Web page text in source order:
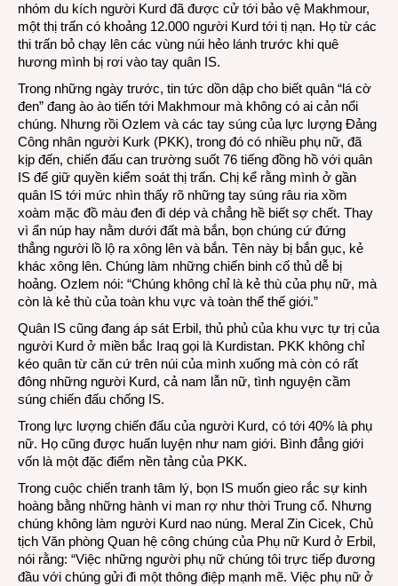
nhóm du kích người Kurd đã được cử tới bảo vệ Makhmour,
một thị trấn có khoảng 12.000 người Kurd tới tị nạn. Họ từ các
thi trấn bỏ chạy lên các vùng núi hẻo lánh trước khi quê
hương mình bị rơi vào tay quân IS.
Trong những ngày trước, tin tức dồn dập cho biết quân “lá cờ
đen” đang ào ào tiến tới Makhmour mà không có ai cản nổi
chúng. Nhưng rồi Ozlem và các tay súng của lực lượng Đảng
Công nhân người Kurk (PKK), trong đó có nhiều phụ nữ, đã
kịp đến, chiến đấu can trường suốt 76 tiếng đồng hồ với quân
IS để giữ quyền kiểm soát thị trấn. Chị kể rằng mình ở gần
quân IS tới mức nhìn thấy rõ những tay súng râu ria xồm
xoàm mặc đồ màu đen đi dép và chẳng hề biết sợ chết. Thay
vì ẩn núp hay nằm dưới đất mà bắn, bọn chúng cứ đứng
thẳng người lồ lộ ra xông lên và bắn. Tên này bị bắn gục, kẻ
khác xông lên. Chúng làm những chiến binh cố thủ dễ bị
hoảng. Ozlem nói: “Chúng không chỉ là kẻ thù của phụ nữ, mà
còn là kẻ thù của toàn khu vực và toàn thể thế giới.”
Quân IS cũng đang áp sát Erbil, thủ phủ của khu vực tự trị của
người Kurd ở miền bắc Iraq gọi là Kurdistan. PKK không chỉ
kéo quân từ căn cứ trên núi của mình xuống mà còn có rất
đông những người Kurd, cả nam lẫn nữ, tình nguyện cầm
súng chiến đấu chống IS.
Trong lực lượng chiến đấu của người Kurd, có tới 40% là phụ
nữ. Họ cũng được huấn luyện như nam giới. Bình đẳng giới
vốn là một đặc điểm nền tảng của PKK.
Trong cuộc chiến tranh tâm lý, bọn IS muốn gieo rắc sự kinh
hoàng bằng những hành vi man rợ như thời Trung cổ. Nhưng
chúng không làm người Kurd nao núng. Meral Zin Cicek, Chủ
tịch Văn phòng Quan hệ công chúng của Phụ nữ Kurd ở Erbil,
nói rằng: “Việc những người phụ nữ chúng tôi trực tiếp đương
đầu với chúng gửi đi một thông điệp mạnh mẽ. Việc phụ nữ ở